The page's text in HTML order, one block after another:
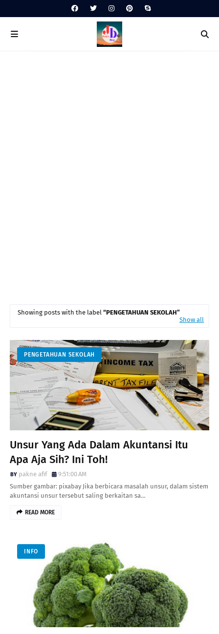
Showing posts with the label PENGETAHUAN SEKOLAH
Show all
PENGETAHUAN SEKOLAH
Unsur Yang Ada Dalam Akuntansi Itu
Apa Aja Sih? Ini Toh!
pakne afif
9:51:00 AM
Sumber gambar: pixabay Jika berbicara masalah unsur, dalam sistem
akuntansi unsur tersebut saling berkaitan sa…
READ MORE
INFO